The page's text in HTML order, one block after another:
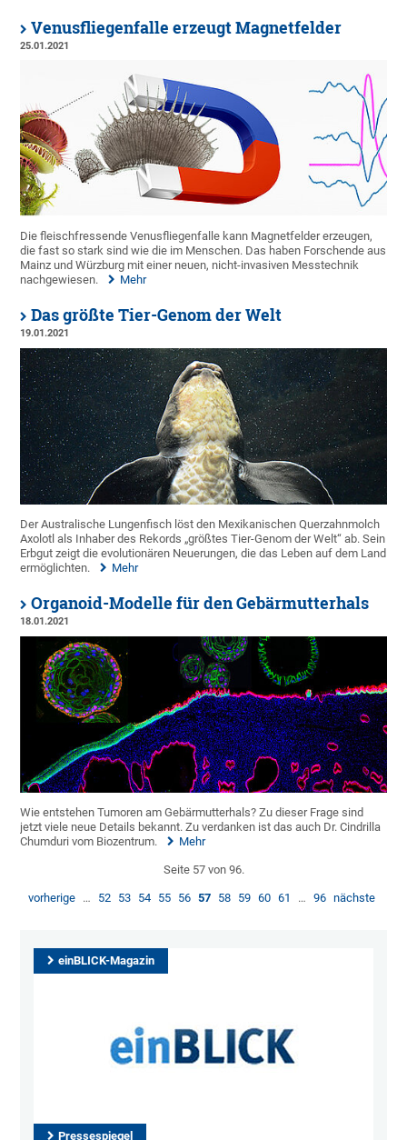
Venusfliegenfalle erzeugt Magnetfelder
25.01.2021
Die fleischfressende Venusfliegenfalle kann Magnetfelder erzeugen,
die fast so stark sind wie die im Menschen. Das haben Forschende aus
Mainz und Würzburg mit einer neuen, nicht-invasiven Messtechnik
nachgewiesen.
Mehr
Das größte Tier-Genom der Welt
19.01.2021
Der Australische Lungenfisch löst den Mexikanischen Querzahnmolch
Axolotl als Inhaber des Rekords „größtes Tier-Genom der Welt“ ab. Sein
Erbgut zeigt die evolutionären Neuerungen, die das Leben auf dem Land
ermöglichten.
Mehr
Organoid-Modelle für den Gebärmutterhals
18.01.2021
Wie entstehen Tumoren am Gebärmutterhals? Zu dieser Frage sind
jetzt viele neue Details bekannt. Zu verdanken ist das auch Dr. Cindrilla
Chumduri vom Biozentrum.
Mehr
Seite 57 von 96.
vorherige … 52 53 54 55 56 57 58 59 60 61 … 96 nächste
einBLICK-Magazin
Pressespiegel